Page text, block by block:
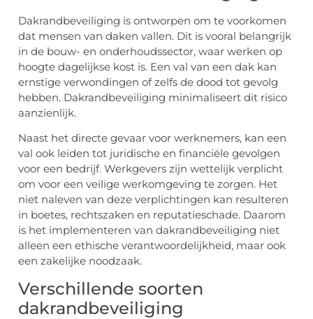
Dakrandbeveiliging is ontworpen om te voorkomen
dat mensen van daken vallen. Dit is vooral belangrijk
in de bouw- en onderhoudssector, waar werken op
hoogte dagelijkse kost is. Een val van een dak kan
ernstige verwondingen of zelfs de dood tot gevolg
hebben. Dakrandbeveiliging minimaliseert dit risico
aanzienlijk.
Naast het directe gevaar voor werknemers, kan een
val ook leiden tot juridische en financiële gevolgen
voor een bedrijf. Werkgevers zijn wettelijk verplicht
om voor een veilige werkomgeving te zorgen. Het
niet naleven van deze verplichtingen kan resulteren
in boetes, rechtszaken en reputatieschade. Daarom
is het implementeren van dakrandbeveiliging niet
alleen een ethische verantwoordelijkheid, maar ook
een zakelijke noodzaak.
Verschillende soorten
dakrandbeveiliging